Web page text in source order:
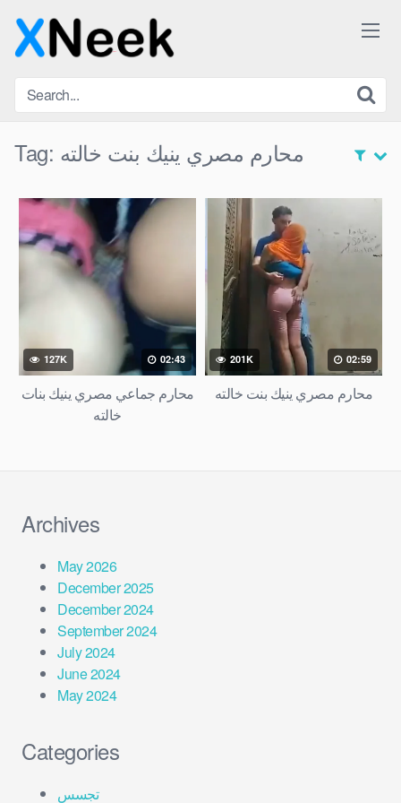
content
Tag: محارم مصري ينيك بنت خالته
127K 02:43
محارم جماعي مصري ينيك بنات
خالته
201K 02:59
محارم مصري ينيك بنت خالته
Archives
May 2026
December 2025
December 2024
September 2024
July 2024
June 2024
May 2024
Categories
تجسس